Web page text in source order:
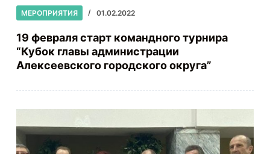
МЕРОПРИЯТИЯ 01.02.2022
19 февраля старт командного турнира
“Кубок главы администрации
Алексеевского городского округа”